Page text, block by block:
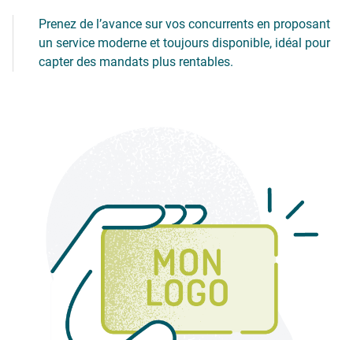
Prenez de l’avance sur vos concurrents en proposant
un service moderne et toujours disponible, idéal pour
capter des mandats plus rentables.